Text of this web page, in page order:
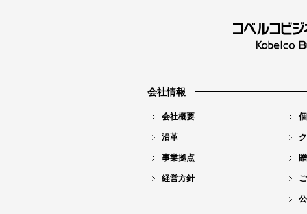
会社情報
会社概要
沿革
事業拠点
経営方針